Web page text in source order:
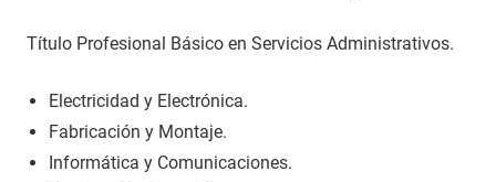
Título Profesional Básico en Servicios Administrativos.
Electricidad y Electrónica.
Fabricación y Montaje.
Informática y Comunicaciones.